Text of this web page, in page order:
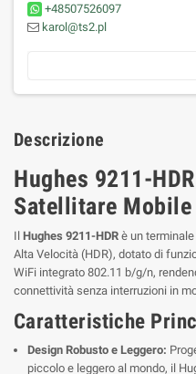
+48507526097
karol@ts2.pl
Descrizione
Hughes 9211-
Satellitare
Il Hughes 9211-HDR è un
Alta Velocità (HDR), dotato di
WiFi integrato 802.11 b/g/n,
connettività senza interruzioni in
Caratteristiche
Design Robusto e Leggero:
piccolo e leggero al mondo, il